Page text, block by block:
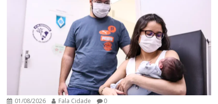
01/08/2026 Fala Cidade 0